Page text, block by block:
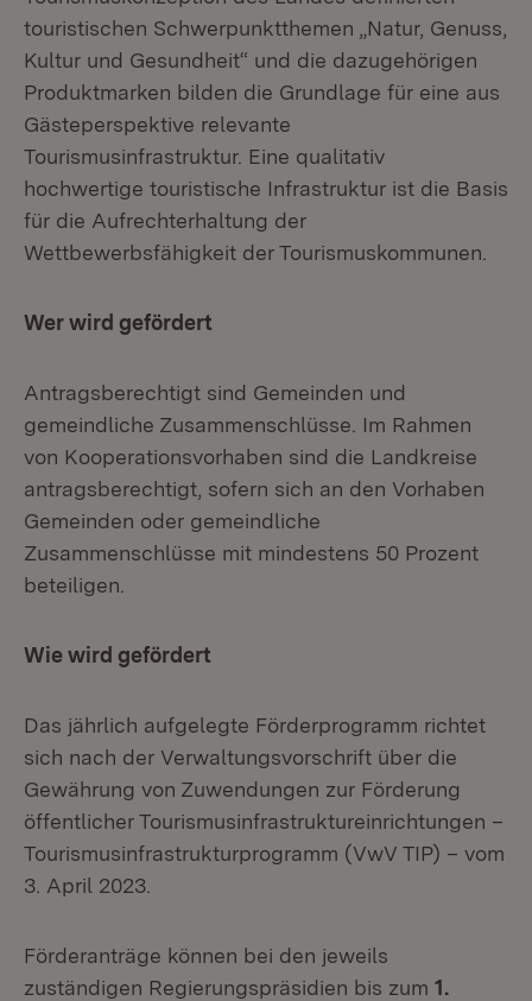
touristischen Schwerpunktthemen „Natur, Genuss,
Kultur und Gesundheit“ und die dazugehörigen
Produktmarken bilden die Grundlage für eine aus
Gästeperspektive relevante
Tourismusinfrastruktur. Eine qualitativ
hochwertige touristische Infrastruktur ist die Basis
für die Aufrechterhaltung der
Wettbewerbsfähigkeit der Tourismuskommunen.
Wer wird gefördert
Antragsberechtigt sind Gemeinden und
gemeindliche Zusammenschlüsse. Im Rahmen
von Kooperationsvorhaben sind die Landkreise
antragsberechtigt, sofern sich an den Vorhaben
Gemeinden oder gemeindliche
Zusammenschlüsse mit mindestens 50 Prozent
beteiligen.
Wie wird gefördert
Das jährlich aufgelegte Förderprogramm richtet
sich nach der Verwaltungsvorschrift über die
Gewährung von Zuwendungen zur Förderung
öffentlicher Tourismusinfrastruktureinrichtungen –
Tourismusinfrastrukturprogramm (VwV TIP) – vom
3. April 2023.
Förderanträge können bei den jeweils
zuständigen Regierungspräsidien bis zum 1.